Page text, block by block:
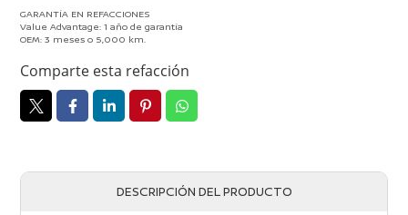
-
2023
GARANTÍA EN REFACCIONES
Value Advantage: 1 año de garantía
OEM: 3 meses o 5,000 km.
Comparte esta refacción
DESCRIPCIÓN DEL PRODUCTO